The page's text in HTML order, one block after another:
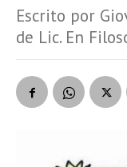
Escrito por
de Lic. En